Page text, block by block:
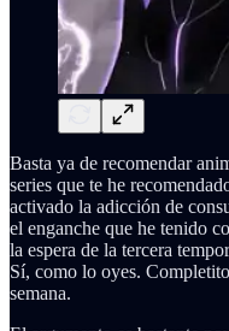
Basta ya de recomendar
series que te he
activado la adicción de
el enganche que he tenido
la espera de la tercera
Sí, como lo oyes.
semana.